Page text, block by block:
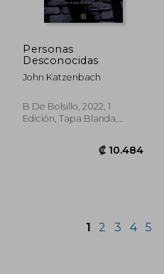
Personas
Desconocidas
John Katzenbach
B De Bolsillo, 2022, 1
Edición, Tapa Blanda,
1 2 3 4 5